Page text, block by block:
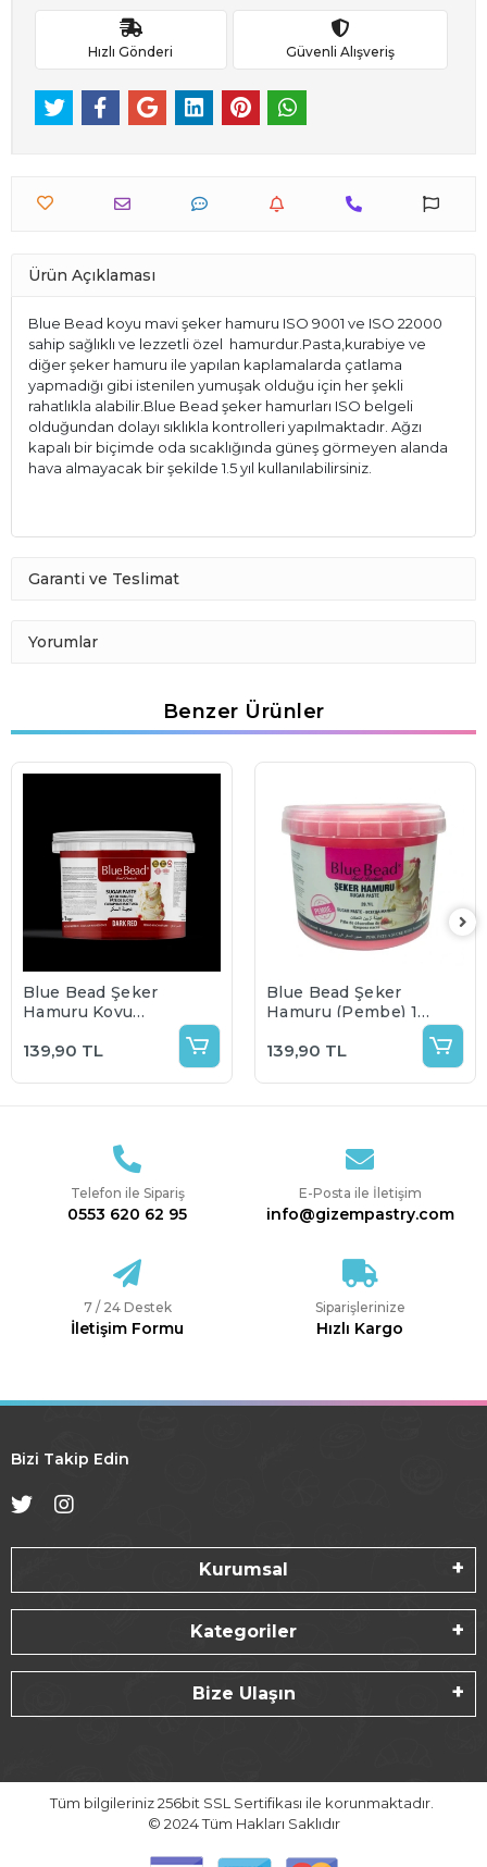
Hızlı Gönderi Güvenli Alışveriş
Ürün Açıklaması
Blue Bead koyu mavi şeker hamuru ISO 9001 ve ISO 22000
sahip sağlıklı ve lezzetli özel hamurdur.Pasta,kurabiye ve
diğer şeker hamuru ile yapılan kaplamalarda çatlama
yapmadığı gibi istenilen yumuşak olduğu için her şekli
rahatlıkla alabilir.Blue Bead şeker hamurları ISO belgeli
olduğundan dolayı sıklıkla kontrolleri yapılmaktadır. Ağzı
kapalı bir biçimde oda sıcaklığında güneş görmeyen alanda
hava almayacak bir şekilde 1.5 yıl kullanılabilirsiniz.
Garanti ve Teslimat
Yorumlar
Benzer Ürünler
Blue Bead Şeker
Hamuru Koyu
139,90 TL
Blue Bead Şeker
Hamuru (Pembe) 1
139,90 TL
Telefon ile Sipariş
0553 620 62 95
E-Posta ile İletişim
info@gizempastry.com
7 / 24 Destek
İletişim Formu
Siparişlerinize
Hızlı Kargo
Bizi Takip Edin
Kurumsal
Kategoriler
Bize Ulaşın
Tüm bilgileriniz 256bit SSL Sertifikası ile korunmaktadır.
© 2024Tüm Hakları Saklıdır